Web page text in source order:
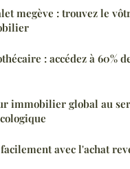
megève : trouvez le
: accédez à 60%
immobilier global au
avec l'achat